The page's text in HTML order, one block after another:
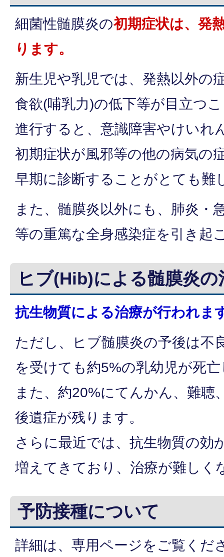
細菌性髄膜炎の初期症状は、発
ります。
新生児や乳児では、発熱以外の
食欲(哺乳力)の低下等が目立つ
進行すると、意識障害やけいれ
初期症状が風邪等の他の病気の
早期に診断することがとても難
また、髄膜炎以外にも、肺炎・
等の重篤な全身感染症を引き起
ヒブ(Hib)による髄膜炎
抗生物質による治療が行われま
ただし、ヒブ髄膜炎の予後は不
を受けても約5%の乳幼児が死
また、約20%にてんかん、難聴
後遺症が残ります。
さらに最近では、抗生物質の効
増えてきており、治療が難しく
予防接種について
詳細は、専用ページをご覧くだ